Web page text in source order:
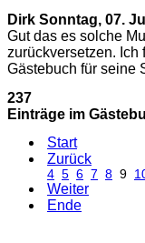
Dirk Sonntag, 07.
Gut das es solche
zurückversetzen. Ich
Gästebuch für seine
237
Einträge im
Start
Zurück
4 5 6 7 8 9
Weiter
Ende